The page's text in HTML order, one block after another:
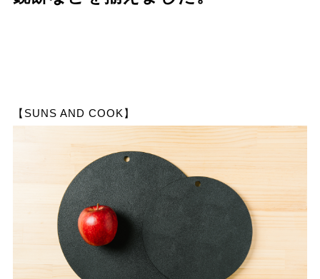
【SUNS AND COOK】